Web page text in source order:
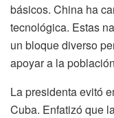
básicos. China ha
tecnológica. Estas
un bloque diverso
apoyar a la
La presidenta evitó
Cuba. Enfatizó que